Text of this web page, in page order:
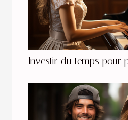
Investir du temps pour